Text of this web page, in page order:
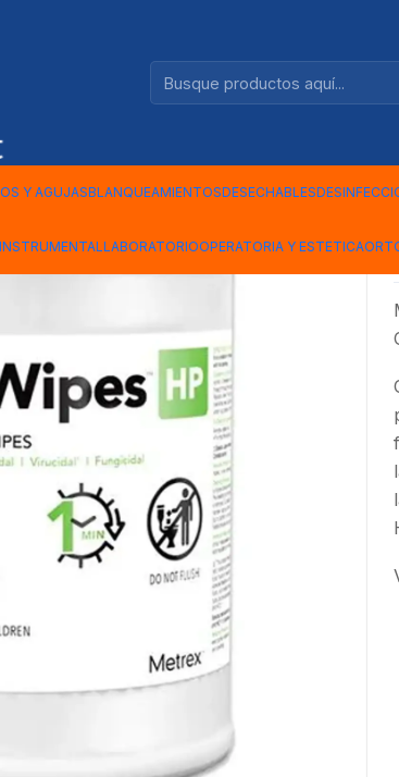
Y AGUJASBLANQUEAMIENTOSDESECHABLES
INSTRUMENTALLABORATORIOOPERATORIA Y ESTETICA